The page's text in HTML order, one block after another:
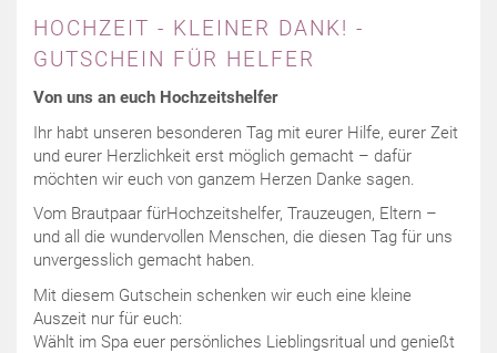
HOCHZEIT - KLEINER DANK! -
GUTSCHEIN FÜR HELFER
Von uns an euch Hochzeitshelfer
Ihr habt unseren besonderen Tag mit eurer Hilfe, eurer Zeit
und eurer Herzlichkeit erst möglich gemacht – dafür
möchten wir euch von ganzem Herzen Danke sagen.
Vom Brautpaar fürHochzeitshelfer, Trauzeugen, Eltern –
und all die wundervollen Menschen, die diesen Tag für uns
unvergesslich gemacht haben.
Mit diesem Gutschein schenken wir euch eine kleine
Auszeit nur für euch:
Wählt im Spa euer persönliches Lieblingsritual und genießt